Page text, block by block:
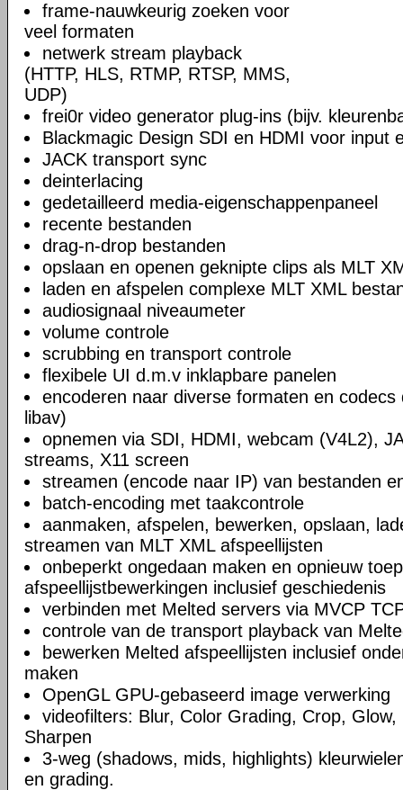
frame-nauwkeurig zoeken voor
veel formaten
netwerk stream playback
(HTTP, HLS, RTMP, RTSP, MMS,
UDP)
frei0r video generator plug-ins (bijv.
Blackmagic Design SDI en HDMI voor input
JACK transport sync
deinterlacing
gedetailleerd media-eigenschappenpaneel
recente bestanden
drag-n-drop bestanden
opslaan en openen geknipte clips als MLT
laden en afspelen complexe MLT XML
audiosignaal niveaumeter
volume controle
scrubbing en transport controle
flexibele UI d.m.v inklapbare panelen
encoderen naar diverse formaten en codecs
libav)
opnemen via SDI, HDMI, webcam (V4L2),
streams, X11 screen
streamen (encode naar IP) van bestanden
batch-encoding met taakcontrole
aanmaken, afspelen, bewerken, opslaan,
streamen van MLT XML afspeellijsten
onbeperkt ongedaan maken en opnieuw
afspeellijstbewerkingen inclusief geschiedenis
verbinden met Melted servers via MVCP
controle van de transport playback van
bewerken Melted afspeellijsten inclusief
maken
OpenGL GPU-gebaseerd image verwerking
videofilters: Blur, Color Grading, Crop,
Sharpen
3-weg (shadows, mids, highlights)
en grading.